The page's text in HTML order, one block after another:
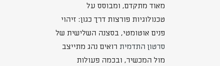
מאוד מתקדם, ומבוסס על
טכנולוגיות פורצות דרך כגון: זיהוי
פנים אוטומטי, בסצנה השלישית של
סרטון התדמית רואים נהג מתייצב
מול המכשיר, ובכמה פעולות